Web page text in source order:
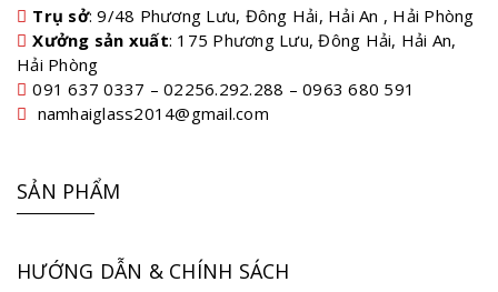
Trụ sở: 9/48 Phương Lưu, Đông Hải, Hải An , Hải Phòng
Xưởng sản xuất: 175 Phương Lưu, Đông Hải, Hải An,
Hải Phòng
091 637 0337 – 02256.292.288 – 0963 680 591
namhaiglass2014@gmail.com
SẢN PHẨM
HƯỚNG DẪN & CHÍNH SÁCH